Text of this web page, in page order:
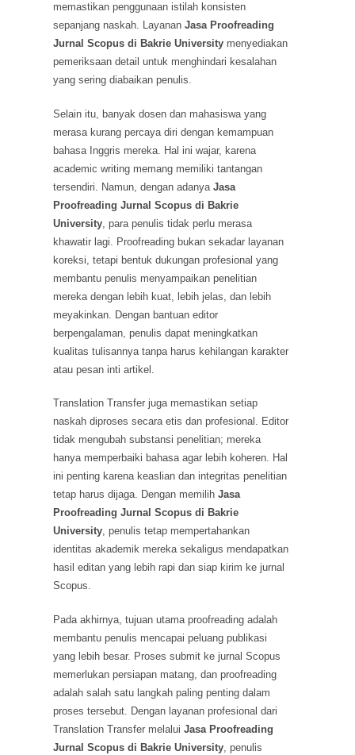
memastikan penggunaan istilah konsisten
sepanjang naskah. LayananJasa Proofreading
Jurnal Scopus di Bakrie University menyediakan
pemeriksaan detail untuk menghindari kesalahan
yang sering diabaikan penulis.
Selain itu, banyak dosen dan mahasiswa yang
merasa kurang percaya diri dengan kemampuan
bahasa Inggris mereka. Hal ini wajar, karena
academic writing memang memiliki tantangan
tersendiri. Namun, dengan adanyaJasa
Proofreading Jurnal Scopus di Bakrie
University , para penulis tidak perlu merasa
khawatir lagi. Proofreading bukan sekadar layanan
koreksi, tetapi bentuk dukungan profesional yang
membantu penulis menyampaikan penelitian
mereka dengan lebih kuat, lebih jelas, dan lebih
meyakinkan. Dengan bantuan editor
berpengalaman, penulis dapat meningkatkan
kualitas tulisannya tanpa harus kehilangan karakter
atau pesan inti artikel.
Translation Transfer juga memastikan setiap
naskah diproses secara etis dan profesional. Editor
tidak mengubah substansi penelitian; mereka
hanya memperbaiki bahasa agar lebih koheren. Hal
ini penting karena keaslian dan integritas penelitian
tetap harus dijaga. Dengan memilihJasa
Proofreading Jurnal Scopus di Bakrie
University, penulis tetap mempertahankan
identitas akademik mereka sekaligus mendapatkan
hasil editan yang lebih rapi dan siap kirim ke jurnal
Scopus.
Pada akhirnya, tujuan utama proofreading adalah
membantu penulis mencapai peluang publikasi
yang lebih besar. Proses submit ke jurnal Scopus
memerlukan persiapan matang, dan proofreading
adalah salah satu langkah paling penting dalam
proses tersebut. Dengan layanan profesional dari
Translation Transfer melaluiJasa Proofreading
Jurnal Scopus di Bakrie University , penulis